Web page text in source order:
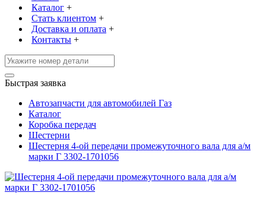
Каталог +
Стать клиентом +
Доставка и оплата +
Контакты +
Быстрая заявка
Автозапчасти для автомобилей Газ
Каталог
Коробка передач
Шестерни
Шестерня 4-ой передачи промежуточного вала для а/м
марки Г 3302-1701056